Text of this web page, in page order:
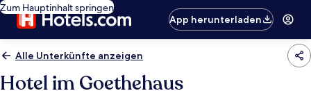
Zum Hauptinhalt springen
App herunterladen
Alle Unterkünfte anzeigen
Hotel im Goethehaus